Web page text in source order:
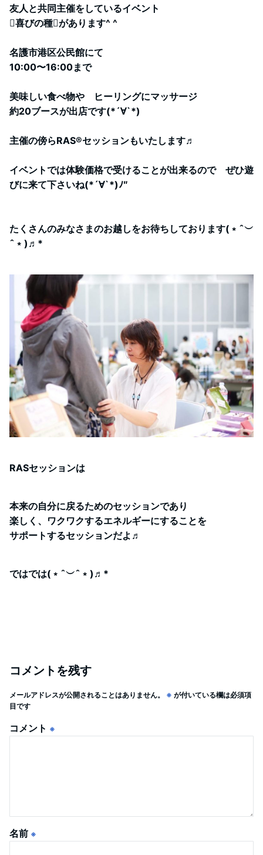
友人と共同主催をしているイベント
喜びの種があります^ ^
名護市港区公民館にて
10:00〜16:00まで
美味しい食べ物や ヒーリングにマッサージ
約20ブースが出店です(*´∀︎`*)
主催の傍らRAS®︎セッションもいたします♬
イベントでは体験価格で受けることが出来るので ぜひ遊
びに来て下さいね(*´∀︎`*)ﾉ″
たくさんのみなさまのお越しをお待ちしております(﹡ˆ︶
ˆ﹡)♬︎*
RASセッションは
本来の自分に戻るためのセッションであり
楽しく、ワクワクするエネルギーにすることを
サポートするセッションだよ♬
ではでは(﹡ˆ︶ˆ﹡)♬︎*
コメントを残す
メールアドレスが公開されることはありません。 ※ が付いている欄は必須項
目です
コメント ※
名前 ※